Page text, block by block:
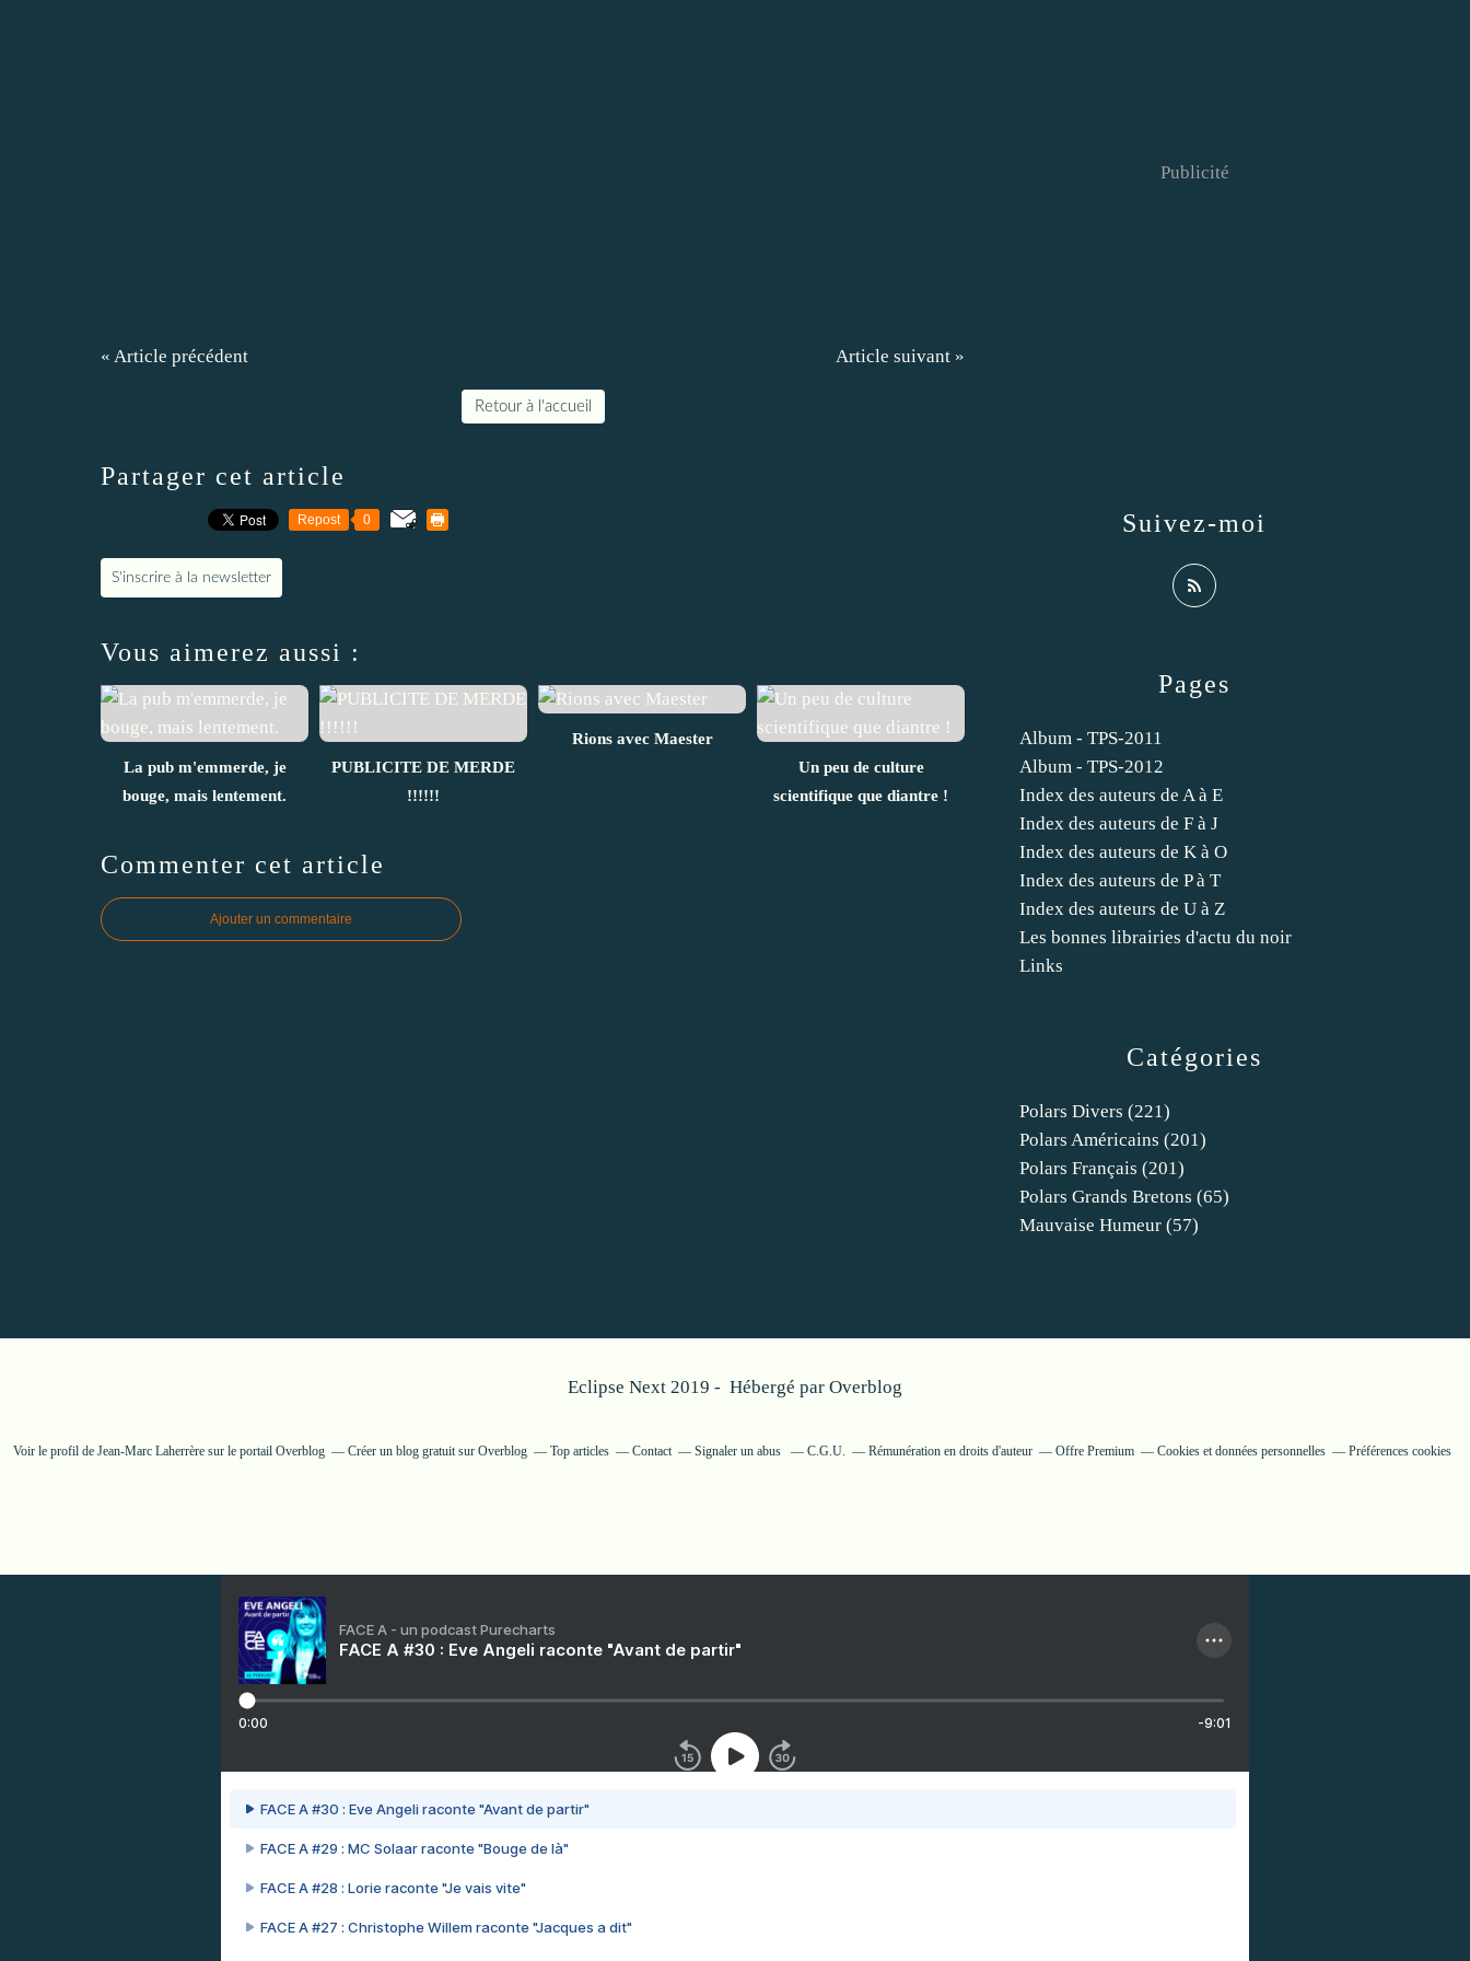
« Article précédent Article suivant »
Retour à l'accueil
Partager cet article
Repost 0
S'inscrire à la newsletter
Vous aimerez aussi :
La pub m'emmerde, je
bouge, mais lentement.
PUBLICITE DE MERDE
!!!!!!
Rions avec Maester
Un peu de culture
scientifique que diantre !
Commenter cet article
Ajouter un commentaire
Catégories
Polars Divers (221)
Polars Américains (201)
Polars Français (201)
Polars Grands Bretons (65)
Mauvaise Humeur (57)
Pages
Album - TPS-2011
Album - TPS-2012
Index des auteurs de A à E
Index des auteurs de F à J
Index des auteurs de K à O
Index des auteurs de P à T
Index des auteurs de U à Z
Les bonnes librairies d'actu du noir
Links
Suivez-moi
Publicité
Eclipse Next 2019 - Hébergé par Overblog
Voir le profil de Jean-Marc Laherrèresur le portail Overblog Créer un blog gratuit sur Overblog Top articles Contact Signaler un abus C.G.U. Rémunération en droits d'auteur Offre Premium Cookies et données personnelles Préférences cookies
FACE A - un podcast Purecharts
FACE A #30 : Eve Angeli raconte "Avant de partir"
0:00 -9:01
FACE A #30 : Eve Angeli raconte "Avant de partir"
FACE A #29 : MC Solaar raconte "Bouge de là"
FACE A #28 : Lorie raconte "Je vais vite"
FACE A #27 : Christophe Willem raconte "Jacques a dit"